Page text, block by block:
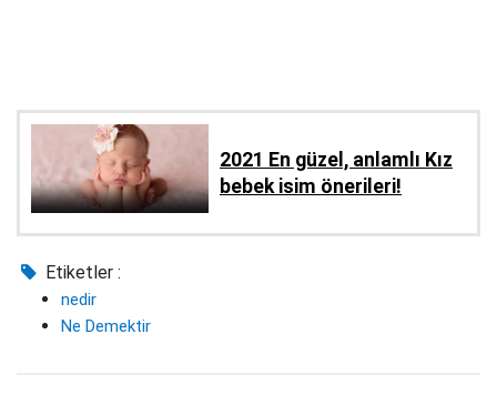
2021 En güzel, anlamlı Kız
bebek isim önerileri!
Etiketler :
nedir
Ne Demektir